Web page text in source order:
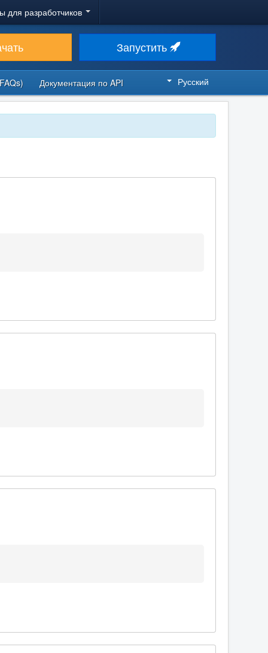
для разработчиков
Запустить
Документация по API Русский